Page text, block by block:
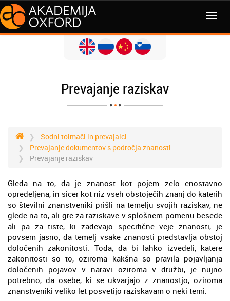
MENI
Prevajanje raziskav
Sodni tolmači in prevajalci
Prevajanje dokumentov s področja znanosti
Prevajanje raziskav
Gleda na to, da je znanost kot pojem zelo enostavno
opredeljena, in sicer kot niz vseh obstoječih znanj do katerih
so številni znanstveniki prišli na temelju svojih raziskav, ne
glede na to, ali gre za raziskave v splošnem pomenu besede
ali pa za tiste, ki zadevajo specifične veje znanosti, je
povsem jasno, da temelj vsake znanosti predstavlja obstoj
določenih zakonitosti. Toda, da bi lahko izvedeli, katere
zakonitosti so to, oziroma kakšna so pravila pojavljanja
določenih pojavov v naravi oziroma v družbi, je nujno
potrebno, da osebe, ki se ukvarjajo z znanostjo, oziroma
znanstveniki veliko let posvetijo raziskavam o neki temi.